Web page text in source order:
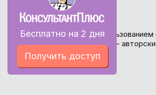
Бесплатно на 2 дня
Получить доступ
Перед использованием
внимание -